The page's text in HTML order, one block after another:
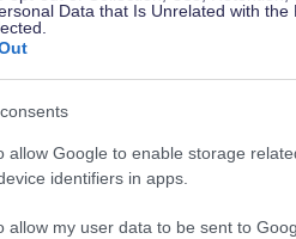
Data that Is Unrelated with the
allow Google to enable storage
identifiers in apps.
allow my user data to be sent to
Yrityksen Rahoitus